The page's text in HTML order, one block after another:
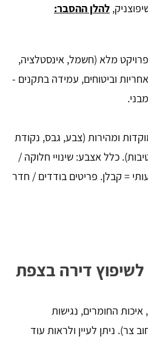
להלן ההסבר:
פרויקט מלא (חשמל, אינסטלציה,
וביטוחים, עמידה בתקנים -
ומהירות (צבע, גבס, נקודת
כלל אצבע: שינויי חלוקה /
= קבלן. פריטים בודדים / חדר
דירה בצפת
החומרים, נגישות
צר). ניתן לעיין ולראות עוד